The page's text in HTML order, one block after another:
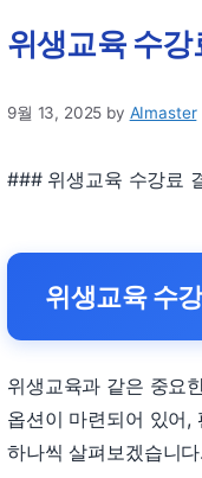
위생교육 수
9월 13, 2025 by AImaster
### 위생교육 수강료
위생교육 수
위생교육과 같은 중요
옵션이 마련되어 있어,
하나씩 살펴보겠습니다.